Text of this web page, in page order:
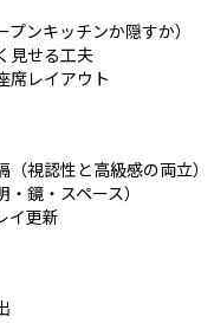
ンキッチンか隠すか）
見せる工夫
席レイアウト
視認性と高級感の両立）
鏡・スペース）
イ更新